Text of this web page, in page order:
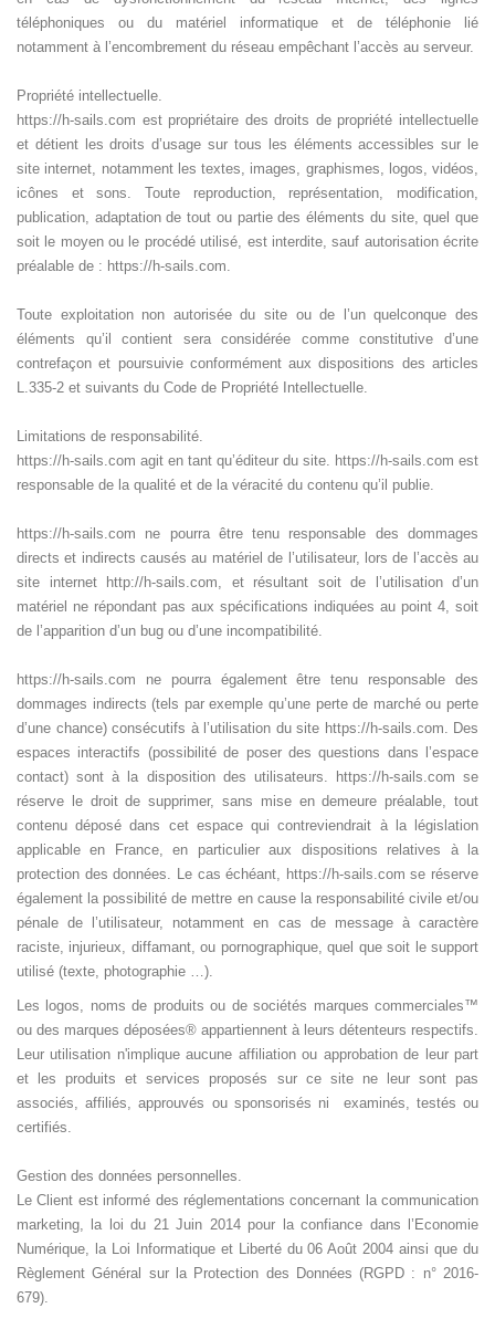
téléphoniques ou du matériel informatique et de téléphonie lié
notamment à l’encombrement du réseau empêchant l’accès au serveur.
Propriété intellectuelle.
https://h-sails.com est propriétaire des droits de propriété intellectuelle
et détient les droits d’usage sur tous les éléments accessibles sur le
site internet, notamment les textes, images, graphismes, logos, vidéos,
icônes et sons. Toute reproduction, représentation, modification,
publication, adaptation de tout ou partie des éléments du site, quel que
soit le moyen ou le procédé utilisé, est interdite, sauf autorisation écrite
préalable de : https://h-sails.com.
Toute exploitation non autorisée du site ou de l’un quelconque des
éléments qu’il contient sera considérée comme constitutive d’une
contrefaçon et poursuivie conformément aux dispositions des articles
L.335-2 et suivants du Code de Propriété Intellectuelle.
Limitations de responsabilité.
https://h-sails.com agit en tant qu’éditeur du site. https://h-sails.com est
responsable de la qualité et de la véracité du contenu qu’il publie.
https://h-sails.com ne pourra être tenu responsable des dommages
directs et indirects causés au matériel de l’utilisateur, lors de l’accès au
site internet http://h-sails.com, et résultant soit de l’utilisation d’un
matériel ne répondant pas aux spécifications indiquées au point 4, soit
de l’apparition d’un bug ou d’une incompatibilité.
https://h-sails.com ne pourra également être tenu responsable des
dommages indirects (tels par exemple qu’une perte de marché ou perte
d’une chance) consécutifs à l’utilisation du site https://h-sails.com. Des
espaces interactifs (possibilité de poser des questions dans l’espace
contact) sont à la disposition des utilisateurs. https://h-sails.com se
réserve le droit de supprimer, sans mise en demeure préalable, tout
contenu déposé dans cet espace qui contreviendrait à la législation
applicable en France, en particulier aux dispositions relatives à la
protection des données. Le cas échéant, https://h-sails.com se réserve
également la possibilité de mettre en cause la responsabilité civile et/ou
pénale de l’utilisateur, notamment en cas de message à caractère
raciste, injurieux, diffamant, ou pornographique, quel que soit le support
utilisé (texte, photographie …).
Les logos, noms de produits ou de sociétés marques commerciales™
ou des marques déposées® appartiennent à leurs détenteurs respectifs.
Leur utilisation n'implique aucune affiliation ou approbation de leur part
et les produits et services proposés sur ce site ne leur sont pas
associés, affiliés, approuvés ou sponsorisés ni examinés, testés ou
certifiés.
Gestion des données personnelles.
Le Client est informé des réglementations concernant la communication
marketing, la loi du 21 Juin 2014 pour la confiance dans l’Economie
Numérique, la Loi Informatique et Liberté du 06 Août 2004 ainsi que du
Règlement Général sur la Protection des Données (RGPD : n° 2016-
679).